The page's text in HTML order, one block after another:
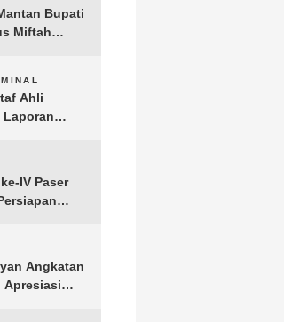
Bupati
Miftah
Ahli
Laporan
IV Paser
Angkatan
Apresiasi